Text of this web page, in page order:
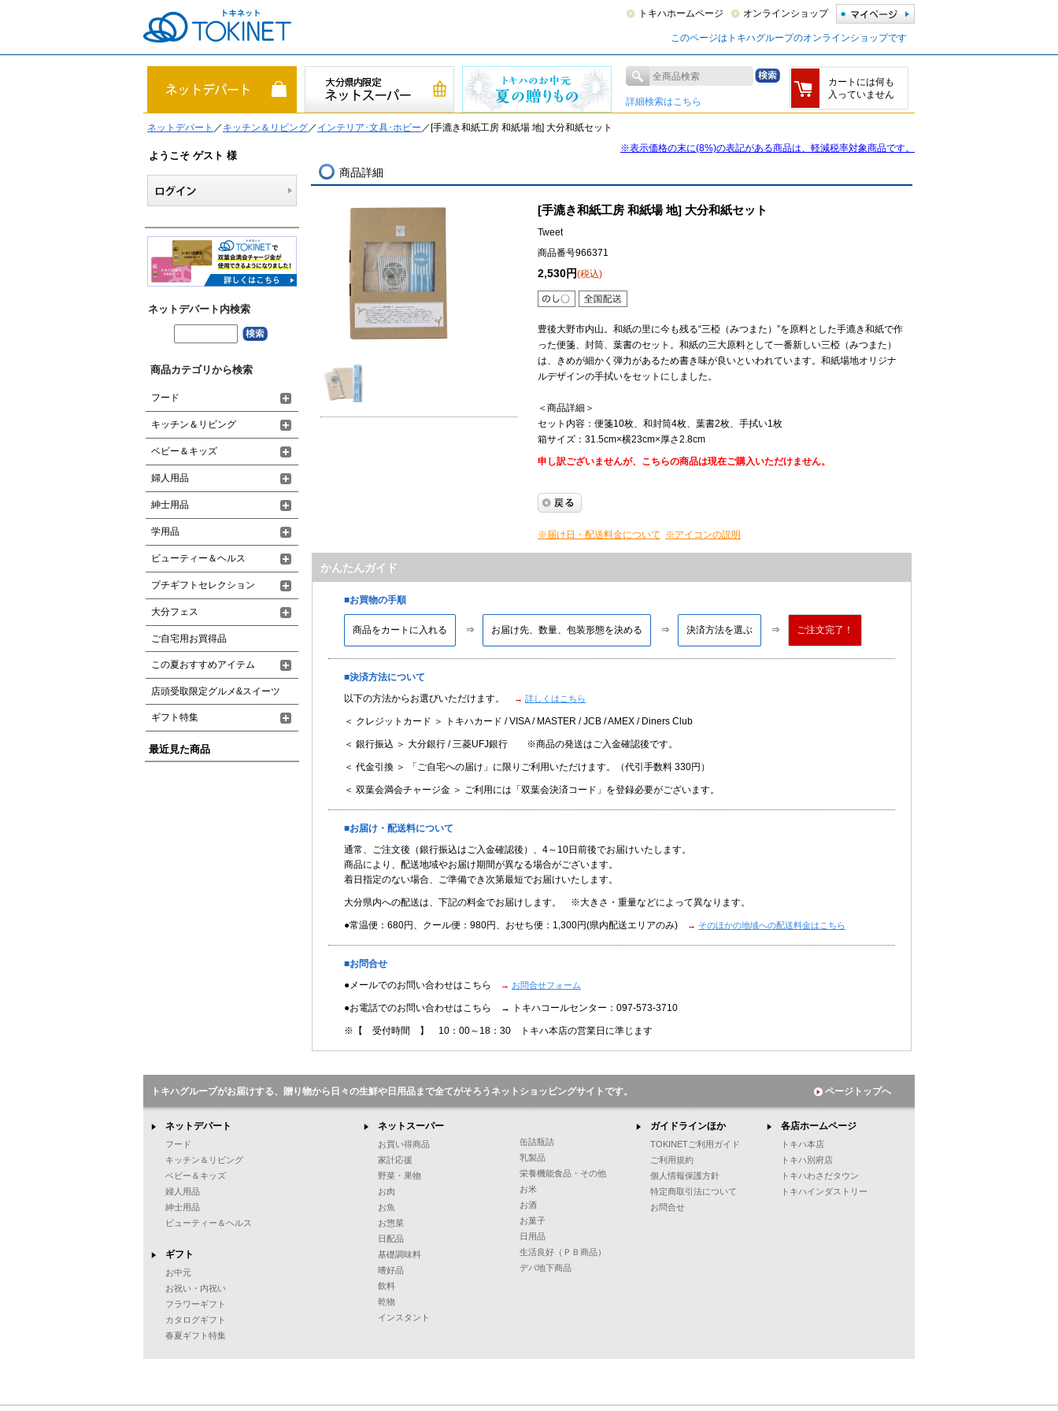
トキハホームページ オンラインショップ
このページはトキハグループのオンラインショップです
詳細検索はこちら
カートには何も
入っていません
ネットデパート ／ キッチン＆リビング／ インテリア･文具･ホビー ／[手漉き和紙工房 和紙場 地] 大分和紙セット
※表示価格の末に(8%)の表記がある商品は、軽減税率対象商品です。
商品詳細
[手漉き和紙工房 和紙場 地] 大分和紙セット
Tweet
商品番号966371
2,530円(税込)
豊後大野市内山。和紙の里に今も残る“三椏（みつまた）”を原料とした手漉き和紙で作
った便箋、封筒、葉書のセット。和紙の三大原料として一番新しい三椏（みつまた）
は、きめが細かく弾力があるため書き味が良いといわれています。和紙場地オリジナ
ルデザインの手拭いをセットにしました。
＜商品詳細＞
セット内容：便箋10枚、和封筒4枚、葉書2枚、手拭い1枚
箱サイズ：31.5cm×横23cm×厚さ2.8cm
申し訳ございませんが、こちらの商品は現在ご購入いただけません。
※届け日・配送料金について ※アイコンの説明
かんたんガイド
■お買物の手順
商品をカートに入れる お届け先、数量、包装形態を決める 決済方法を選ぶ ご注文完了！
■決済方法について
以下の方法からお選びいただけます。
→ 詳しくはこちら
＜ クレジットカード ＞ トキハカード / VISA / MASTER / JCB / AMEX / Diners Club
＜ 銀行振込 ＞ 大分銀行 / 三菱UFJ銀行 ※商品の発送はご入金確認後です。
＜ 代金引換 ＞ 「ご自宅への届け」に限りご利用いただけます。（代引手数料 330円）
＜ 双葉会満会チャージ金 ＞ ご利用には「双葉会決済コード」を登録必要がございます。
■お届け・配送料について
通常、ご注文後（銀行振込はご入金確認後）、4～10日前後でお届けいたします。
商品により、配送地域やお届け期間が異なる場合がございます。
着日指定のない場合、ご準備でき次第最短でお届けいたします。
大分県内への配送は、下記の料金でお届けします。 ※大きさ・重量などによって異なります。
●常温便：680円、クール便：980円、おせち便：1,300円(県内配送エリアのみ) → そのほかの地域への配送料金はこちら
■お問合せ
●メールでのお問い合わせはこちら
→ お問合せフォーム
●お電話でのお問い合わせはこちら → トキハコールセンター：097-573-3710
※【 受付時間 】 10：00～18：30 トキハ本店の営業日に準じます
ようこそ ゲスト 様
ネットデパート内検索
商品カテゴリから検索
フード
キッチン＆リビング
ベビー＆キッズ
婦人用品
紳士用品
学用品
ビューティー＆ヘルス
プチギフトセレクション
大分フェス
ご自宅用お買得品
この夏おすすめアイテム
店頭受取限定グルメ&スイーツ
ギフト特集
最近見た商品
トキハグループがお届けする、贈り物から日々の生鮮や日用品まで全てがそろうネットショッピングサイトです。 ページトップへ
ネットデパート
フード
キッチン＆リビング
ベビー＆キッズ
婦人用品
紳士用品
ビューティー＆ヘルス
ギフト
お中元
お祝い・内祝い
フラワーギフト
カタログギフト
春夏ギフト特集
ネットスーパー
お買い得商品
家計応援
野菜・果物
お肉
お魚
お惣菜
日配品
基礎調味料
嗜好品
飲料
乾物
インスタント
缶詰瓶詰
乳製品
栄養機能食品・その他
お米
お酒
お菓子
日用品
生活良好（ＰＢ商品）
デパ地下商品
ガイドラインほか
TOKINETご利用ガイド
ご利用規約
個人情報保護方針
特定商取引法について
お問合せ
各店ホームページ
トキハ本店
トキハ別府店
トキハわさだタウン
トキハインダストリー